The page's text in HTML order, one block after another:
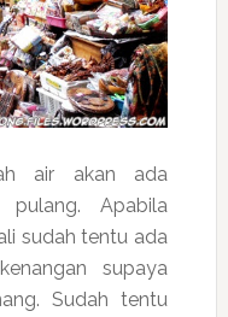
air akan ada
pulang. Apabila
sudah tentu ada
supaya
Sudah tentu